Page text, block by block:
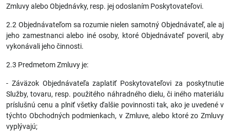
Zmluvy alebo Objednávky, resp. jej odoslaním Poskytovateľovi.
2.2 Objednávateľom sa rozumie nielen samotný Objednávateľ, ale aj
jeho zamestnanci alebo iné osoby, ktoré Objednávateľ poveril, aby
vykonávali jeho činnosti.
2.3 Predmetom Zmluvy je:
- Záväzok Objednávateľa zaplatiť Poskytovateľovi za poskytnutie
Služby, tovaru, resp. použitého náhradného dielu, či iného materiálu
príslušnú cenu a plniť všetky ďalšie povinnosti tak, ako je uvedené v
týchto Obchodných podmienkach, v Zmluve, alebo ktoré zo Zmluvy
vyplývajú;